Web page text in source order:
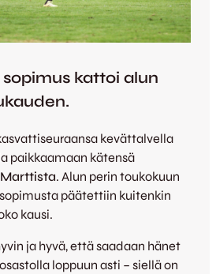
kattoi alun
kevättalvella
paikkaamaan kätensä
. Alun perin toukokuun
päätettiin kuitenkin
kausi.
ja hyvä, että saadaan hänet
loppuun asti – siellä on